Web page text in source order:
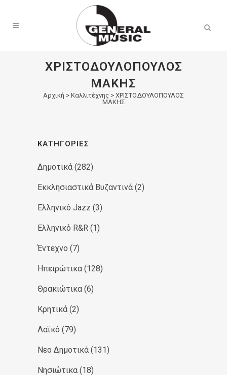
ΧΡΙΣΤΟΔΟΥΛΟΠΟΥΛΟΣ
ΜΑΚΗΣ
Αρχική > Καλλιτέχνης > ΧΡΙΣΤΟΔΟΥΛΟΠΟΥΛΟΣ
ΜΑΚΗΣ
ΚΑΤΗΓΟΡΊΕΣ
Δημοτικά (282)
Εκκλησιαστικά Βυζαντινά (2)
Ελληνικό Jazz (3)
Ελληνικό R&R (1)
Έντεχνο (7)
Ηπειρώτικα (128)
Θρακιώτικα (6)
Κρητικά (2)
Λαϊκό (79)
Νεο Δημοτικά (131)
Νησιώτικα (18)